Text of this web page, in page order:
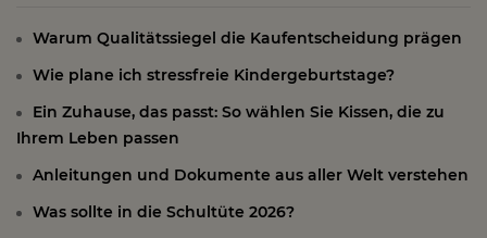
Warum Qualitätssiegel die Kaufentscheidung prägen
Wie plane ich stressfreie Kindergeburtstage?
Ein Zuhause, das passt: So wählen Sie Kissen, die zu
Ihrem Leben passen
Anleitungen und Dokumente aus aller Welt verstehen
Was sollte in die Schultüte 2026?